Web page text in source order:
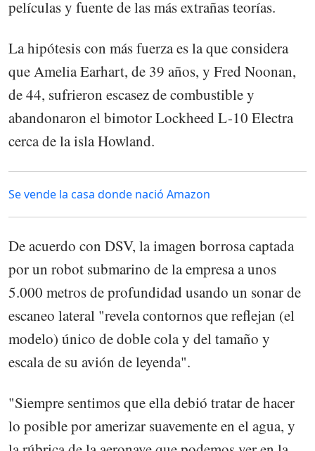
películas y fuente de las más extrañas teorías.
La hipótesis con más fuerza es la que considera
que Amelia Earhart, de 39 años, y Fred Noonan,
de 44, sufrieron escasez de combustible y
abandonaron el bimotor Lockheed L-10 Electra
cerca de la isla Howland.
Se vende la casa donde nació Amazon
De acuerdo con DSV, la imagen borrosa captada
por un robot submarino de la empresa a unos
5.000 metros de profundidad usando un sonar de
escaneo lateral "revela contornos que reflejan (el
modelo) único de doble cola y del tamaño y
escala de su avión de leyenda".
"Siempre sentimos que ella debió tratar de hacer
lo posible por amerizar suavemente en el agua, y